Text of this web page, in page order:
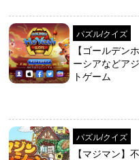
パズル/クイズ
【ゴールデン
ーシアなどア
トゲーム
パズル/クイズ
【マジマン】